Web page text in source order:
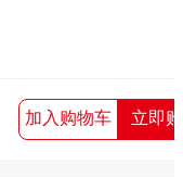
E2A, ITF1
加入购物车 立即